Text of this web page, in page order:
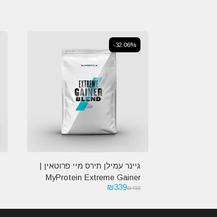
-32.06%
גיינר עמילן תירס מיי פרוטאין |
MyProtein Extreme Gainer
Blend
₪499
₪339